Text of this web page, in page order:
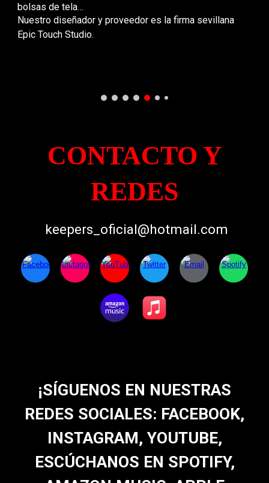
bolsas de tela…
Nuestro diseñador y proveedor es la firma sevillana
Epic Touch Studio.
CONTACTO Y
REDES
keepers_oficial@hotmail.com
¡SÍGUENOS EN NUESTRAS
REDES SOCIALES: FACEBOOK,
INSTAGRAM, YOUTUBE,
ESCÚCHANOS EN SPOTIFY,